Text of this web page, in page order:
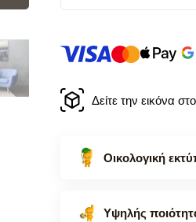
Δείτε την εικόνα
Οικολογική
Υψηλής